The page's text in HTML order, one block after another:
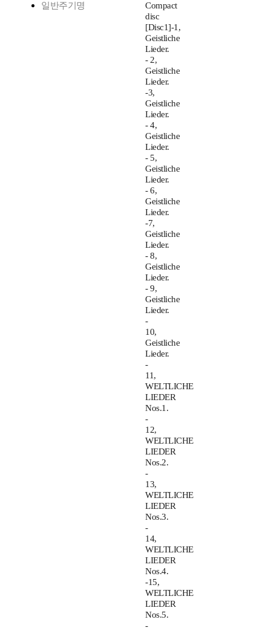
일반주기명
Compact
disc
[Disc1]-1,
Geistliche
Lieder.
- 2,
Geistliche
Lieder.
-3,
Geistliche
Lieder.
- 4,
Geistliche
Lieder.
- 5,
Geistliche
Lieder.
- 6,
Geistliche
Lieder.
-7,
Geistliche
Lieder.
- 8,
Geistliche
Lieder.
- 9,
Geistliche
Lieder.
-
10,
Geistliche
Lieder.
-
11,
WELTLICHE
LIEDER
Nos.1.
-
12,
WELTLICHE
LIEDER
Nos.2.
-
13,
WELTLICHE
LIEDER
Nos.3.
-
14,
WELTLICHE
LIEDER
Nos.4.
-15,
WELTLICHE
LIEDER
Nos.5.
-